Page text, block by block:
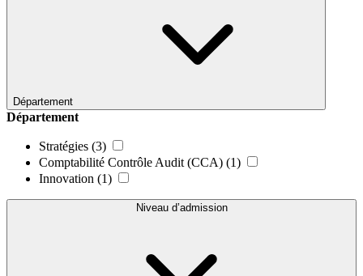
Département
Département
Stratégies (3)
Comptabilité Contrôle Audit (CCA) (1)
Innovation (1)
Niveau d’admission